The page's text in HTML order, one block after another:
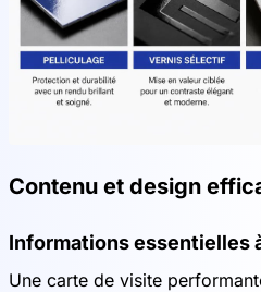
Contenu et design
Informations essentielles
Une carte de visite